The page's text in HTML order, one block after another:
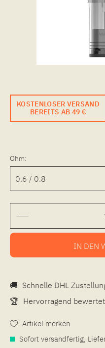
KOSTENLOSER VERSAND
BEREITS AB 49 €
Ohm:
IN DEN
🚚 Schnelle DHL
🏆 Hervorragend
Artikel merken
Sofort versandfertig,